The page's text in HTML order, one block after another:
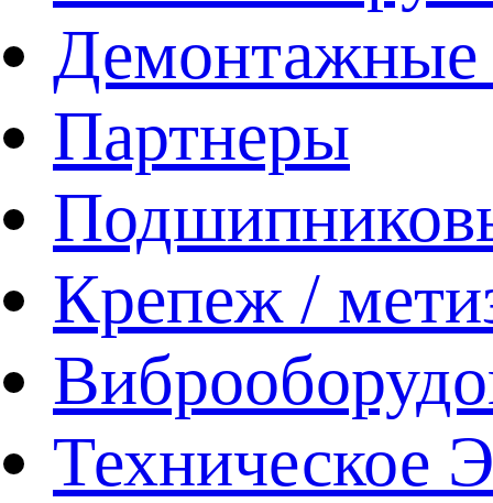
Демонтажные
Партнеры
Крепеж /
Техническое